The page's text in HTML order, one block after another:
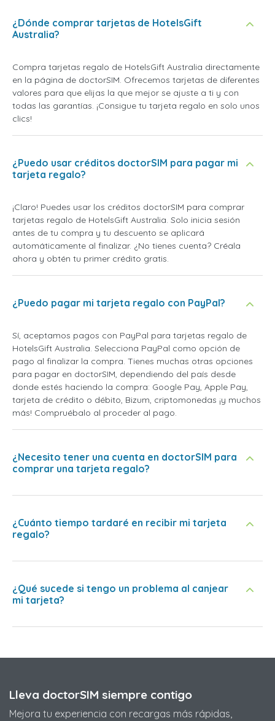
¿Dónde comprar tarjetas de HotelsGift
Australia?
Compra tarjetas regalo de HotelsGift Australia directamente
en la página de doctorSIM. Ofrecemos tarjetas de diferentes
valores para que elijas la que mejor se ajuste a ti y con
todas las garantías. ¡Consigue tu tarjeta regalo en solo unos
clics!
¿Puedo usar créditos doctorSIM para pagar mi
tarjeta regalo?
¡Claro! Puedes usar los créditos doctorSIM para comprar
tarjetas regalo de HotelsGift Australia. Solo inicia sesión
antes de tu compra y tu descuento se aplicará
automáticamente al finalizar. ¿No tienes cuenta? Créala
ahora y obtén tu primer crédito gratis.
¿Puedo pagar mi tarjeta regalo con PayPal?
Sí, aceptamos pagos con PayPal para tarjetas regalo de
HotelsGift Australia. Selecciona PayPal como opción de
pago al finalizar la compra. Tienes muchas otras opciones
para pagar en doctorSIM, dependiendo del país desde
donde estés haciendo la compra: Google Pay, Apple Pay,
tarjeta de crédito o débito, Bizum, criptomonedas ¡y muchos
más! Compruébalo al proceder al pago.
¿Necesito tener una cuenta en doctorSIM para
comprar una tarjeta regalo?
¿Cuánto tiempo tardaré en recibir mi tarjeta
regalo?
¿Qué sucede si tengo un problema al canjear
mi tarjeta?
Lleva doctorSIM siempre contigo
Mejora tu experiencia con recargas más rápidas,